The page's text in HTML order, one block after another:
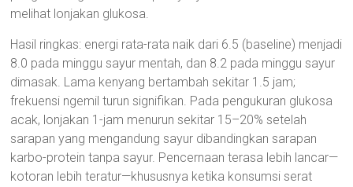
melihat lonjakan glukosa.
Hasil ringkas: energi rata-rata naik dari 6.5 (baseline) menjadi
8.0 pada minggu sayur mentah, dan 8.2 pada minggu sayur
dimasak. Lama kenyang bertambah sekitar 1.5 jam;
frekuensi ngemil turun signifikan. Pada pengukuran glukosa
acak, lonjakan 1-jam menurun sekitar 15–20% setelah
sarapan yang mengandung sayur dibandingkan sarapan
karbo-protein tanpa sayur. Pencernaan terasa lebih lancar—
kotoran lebih teratur—khususnya ketika konsumsi serat